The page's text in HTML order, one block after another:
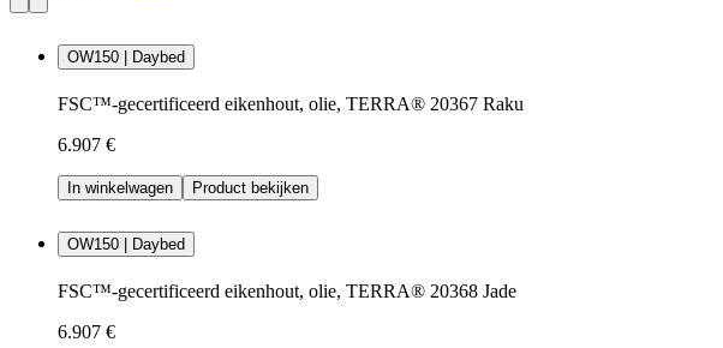
OW150 | Daybed
FSC™-gecertificeerd eikenhout, olie, TERRA® 20367 Raku
6.907 €
In winkelwagen Product bekijken
OW150 | Daybed
FSC™-gecertificeerd eikenhout, olie, TERRA® 20368 Jade
6.907 €